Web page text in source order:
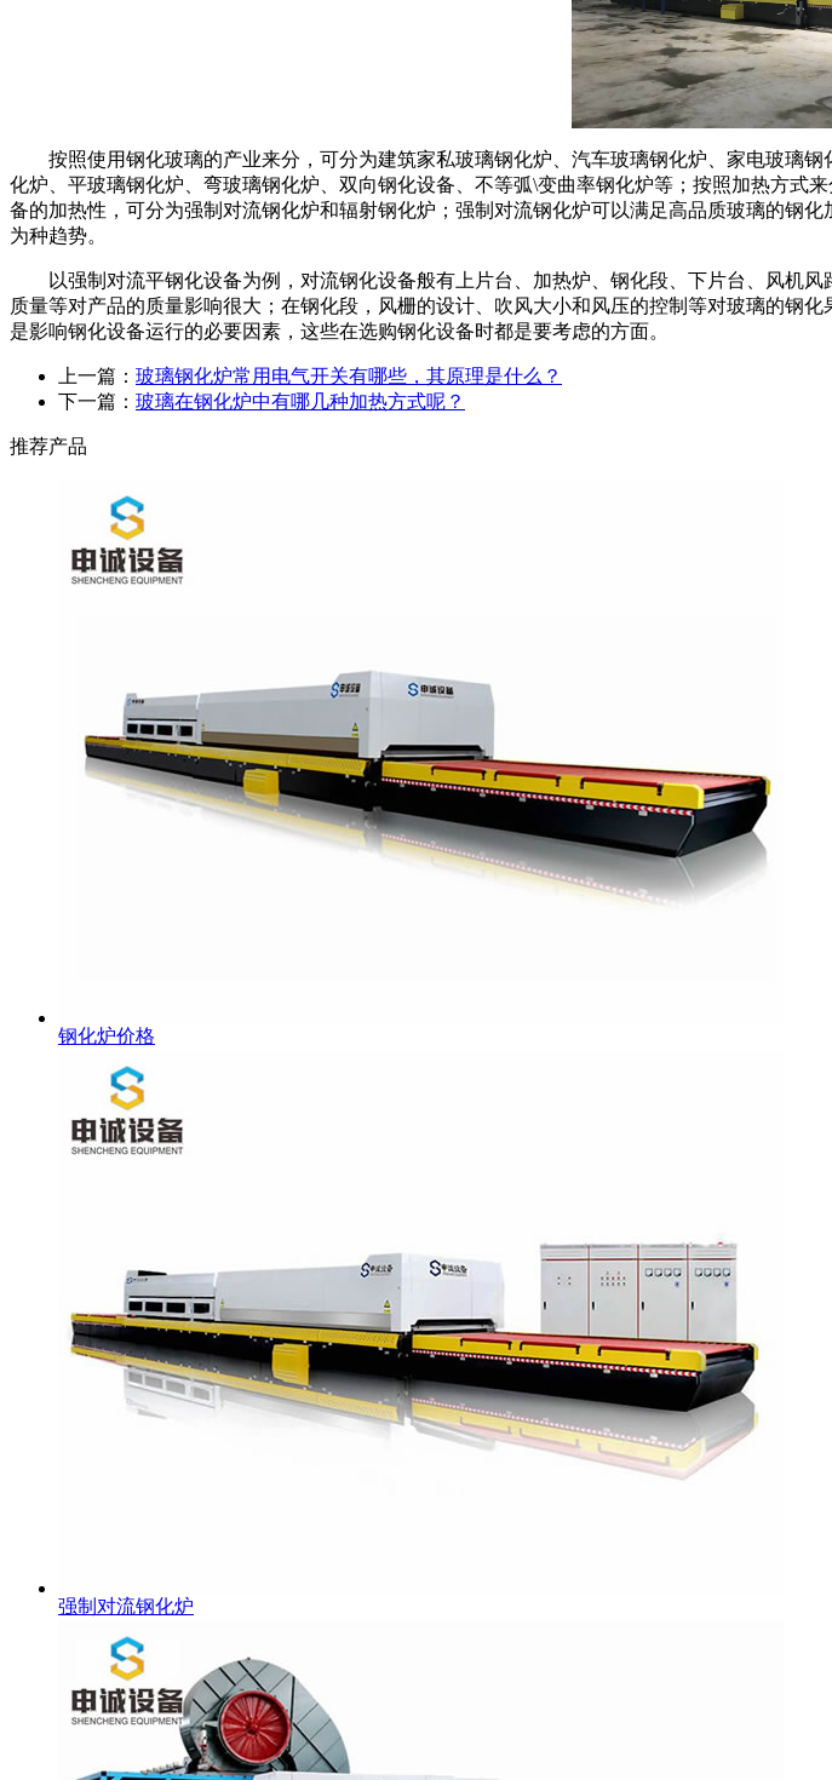
按照使用钢化玻璃的产业来分，可分为建筑家私玻璃钢化炉、汽车玻璃钢化炉、家电玻璃钢
化炉、平玻璃钢化炉、弯玻璃钢化炉、双向钢化设备、不等弧\变曲率钢化炉等；按照加热方式
备的加热性，可分为强制对流钢化炉和辐射钢化炉；强制对流钢化炉可以满足高品质玻璃的钢
为种趋势。
以强制对流平钢化设备为例，对流钢化设备般有上片台、加热炉、钢化段、下片台、风机风
质量等对产品的质量影响很大；在钢化段，风栅的设计、吹风大小和风压的控制等对玻璃的钢
是影响钢化设备运行的必要因素，这些在选购钢化设备时都是要考虑的方面。
上一篇： 玻璃钢化炉常用电气开关有哪些，其原理是什么？
下一篇： 玻璃在钢化炉中有哪几种加热方式呢？
推荐产品
钢化炉价格
强制对流钢化炉